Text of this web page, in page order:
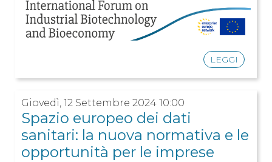
LEGGI
Giovedì, 12 Settembre 2024 10:00
Spazio europeo dei dati
sanitari: la nuova normativa e le
opportunità per le imprese